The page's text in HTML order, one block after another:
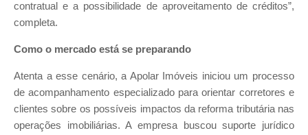
contratual e a possibilidade de aproveitamento de créditos”,
completa.
Como o mercado está se preparando
Atenta a esse cenário, a Apolar Imóveis iniciou um processo
de acompanhamento especializado para orientar corretores e
clientes sobre os possíveis impactos da reforma tributária nas
operações imobiliárias. A empresa buscou suporte jurídico